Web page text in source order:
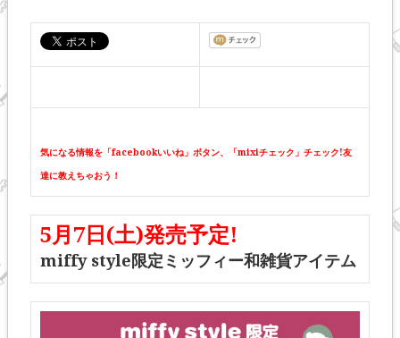
気になる情報を「facebookいいね」ボタン、「mixiチェック」チェック!友
達に教えちゃおう！
5月7日(土)発売予定!
miffy style限定ミッフィー和雑貨アイテム